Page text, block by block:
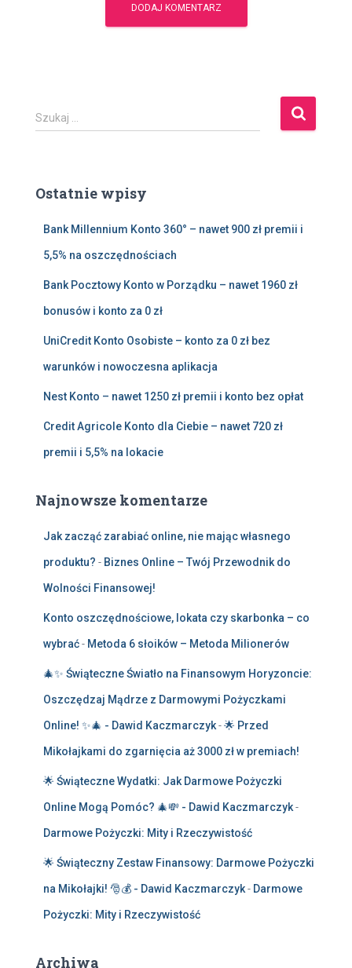
S
z
j
Szukaj …
Ostatnie wpisy
Bank Millennium Konto 360° – nawet 900 zł premii i
5,5% na oszczędnościach
Bank Pocztowy Konto w Porządku – nawet 1960 zł
bonusów i konto za 0 zł
UniCredit Konto Osobiste – konto za 0 zł bez
warunków i nowoczesna aplikacja
Nest Konto – nawet 1250 zł premii i konto bez opłat
Credit Agricole Konto dla Ciebie – nawet 720 zł
premii i 5,5% na lokacie
Najnowsze komentarze
Jak zacząć zarabiać online, nie mając własnego
produktu? - Biznes Online – Twój Przewodnik do
Wolności Finansowej!
Konto oszczędnościowe, lokata czy skarbonka – co
wybrać- Metoda 6 słoików – Metoda Milionerów
🎄✨ Świąteczne Światło na Finansowym Horyzoncie:
Oszczędzaj Mądrze z Darmowymi Pożyczkami
Online! ✨🎄 - Dawid Kaczmarczyk-🌟 Przed
Mikołajkami do zgarnięcia aż 3000 zł w premiach!
🌟 Świąteczne Wydatki: Jak Darmowe Pożyczki
Online Mogą Pomóc? 🎄💸 - Dawid Kaczmarczyk-
Darmowe Pożyczki: Mity i Rzeczywistość
🌟 Świąteczny Zestaw Finansowy: Darmowe Pożyczki
na Mikołajki! 🎅💰 - Dawid Kaczmarczyk- Darmowe
Pożyczki: Mity i Rzeczywistość
Archiwa